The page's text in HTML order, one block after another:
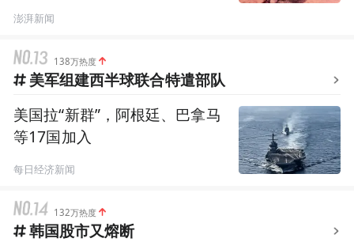
澎湃新闻
138万热度
美军组建西半球联合特遣部队
美国拉“新群”，阿根廷、巴拿马
等17国加入
每日经济新闻
132万热度
韩国股市又熔断